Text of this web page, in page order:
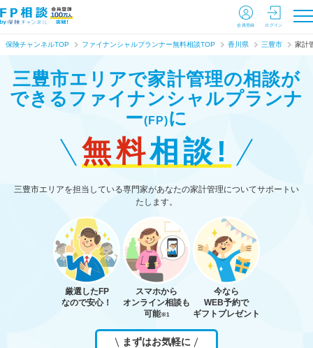
会員登録 ログイン
保険チャンネルTOP ファイナンシャルプランナー無料相談TOP 香川県 三豊市 家計
三豊市エリアで家計管理の相談が
できる ファイナンシャルプランナ
ー(FP)に
無料相談!
三豊市エリアを担当している専門家があなたの家計管理についてサポートい
たします。
厳選したFP
なので安心！
スマホから
オンライン相談も
可能※1
今なら
WEB予約で
ギフトプレゼント
まずはお気軽に